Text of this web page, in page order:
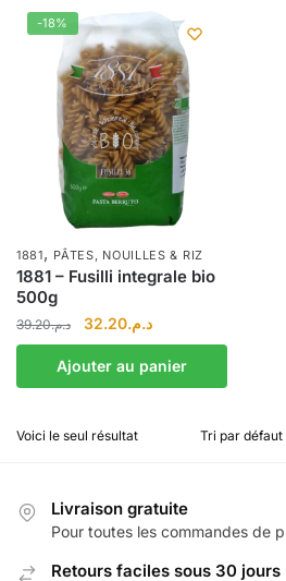
-18%
1881, PÂTES, NOUILLES & RIZ
1881 – Fusilli integrale bio
500g
د.م.39.20
Le
prix
initial
était :
د.م.32.20
Le
prix
actuel
est :
Ajouter au panier
Voici le seul résultat
Livraison gratuite
Pour toutes les commandes de
Retours faciles sous 30 jours